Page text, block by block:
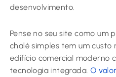
desenvolvimento.
Pense no seu site como um
chalé simples tem um
edifício comercial moderno
tecnologia integrada. O valor